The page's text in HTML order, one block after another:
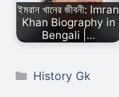
ইমরান খানের জীবনী: Imran
Khan Biography in
Bengali |…
Categories
History Gk